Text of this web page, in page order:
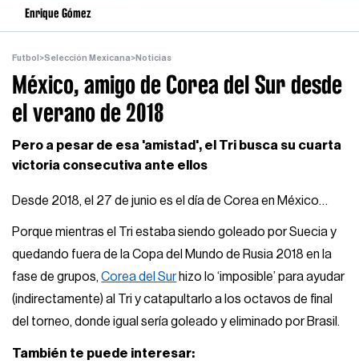
Enrique Gómez
Futbol >Selección Mexicana>Noticias
México, amigo de Corea del Sur desde
el verano de 2018
Pero a pesar de esa 'amistad', el Tri busca su cuarta
victoria consecutiva ante ellos
Desde 2018, el 27 de junio es el día de Corea en México…
Porque mientras el Tri estaba siendo goleado por Suecia y
quedando fuera de la Copa del Mundo de Rusia 2018 en la
fase de grupos,Corea del Surhizo lo ‘imposible’ para ayudar
(indirectamente) al Tri y catapultarlo a los octavos de final
del torneo, donde igual sería goleado y eliminado por Brasil.
También te puede interesar: